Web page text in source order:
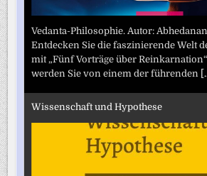
Vedanta-Philosophie. Autor:
Entdecken Sie die faszinierende Welt
mit „Fünf Vorträge über
werden Sie von einem der führenden
Wissenschaft und Hypothese